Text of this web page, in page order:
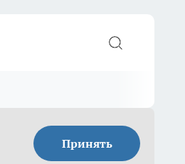
Принять